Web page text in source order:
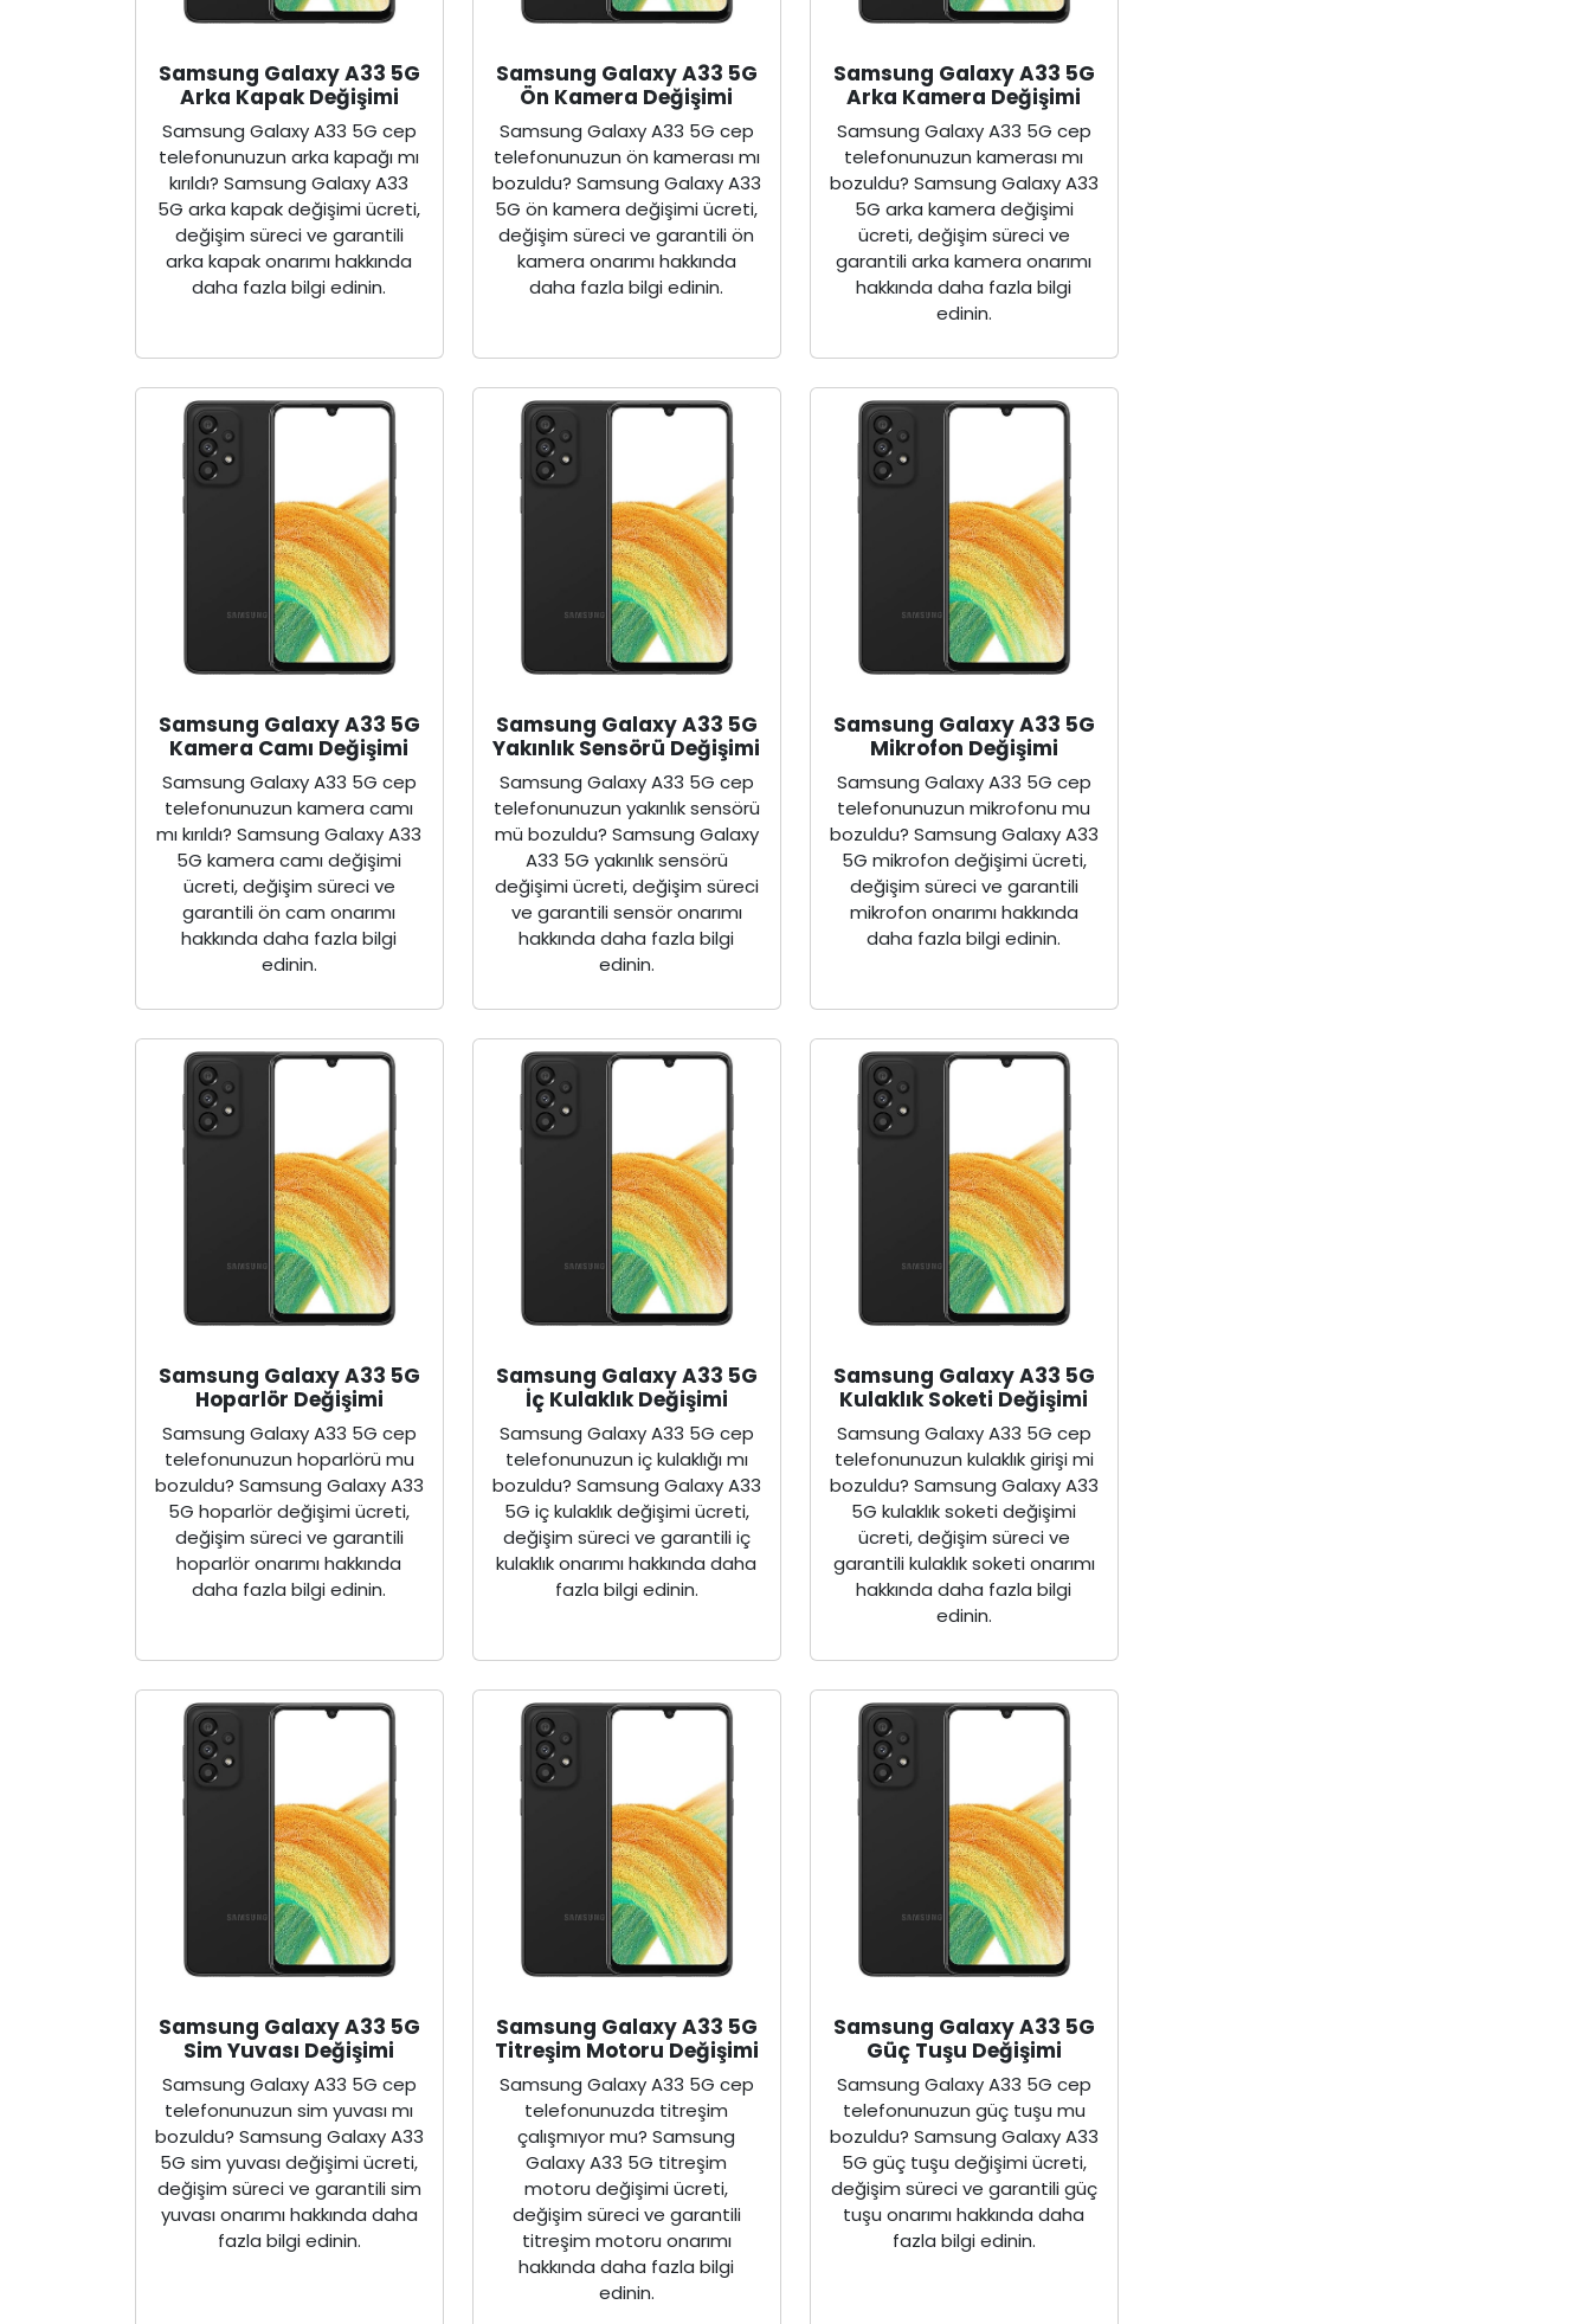
Samsung Galaxy A33 5G
Arka Kapak Değişimi
Samsung Galaxy A33 5G cep
telefonunuzun arka kapağı mı
kırıldı? Samsung Galaxy A33
5G arka kapak değişimi ücreti,
değişim süreci ve garantili
arka kapak onarımı hakkında
daha fazla bilgi edinin.
Samsung Galaxy A33 5G
Ön Kamera Değişimi
Samsung Galaxy A33 5G cep
telefonunuzun ön kamerası mı
bozuldu? Samsung Galaxy A33
5G ön kamera değişimi ücreti,
değişim süreci ve garantili ön
kamera onarımı hakkında
daha fazla bilgi edinin.
Samsung Galaxy A33 5G
Arka Kamera Değişimi
Samsung Galaxy A33 5G cep
telefonunuzun kamerası mı
bozuldu? Samsung Galaxy A33
5G arka kamera değişimi
ücreti, değişim süreci ve
garantili arka kamera onarımı
hakkında daha fazla bilgi
edinin.
Samsung Galaxy A33 5G
Kamera Camı Değişimi
Samsung Galaxy A33 5G cep
telefonunuzun kamera camı
mı kırıldı? Samsung Galaxy A33
5G kamera camı değişimi
ücreti, değişim süreci ve
garantili ön cam onarımı
hakkında daha fazla bilgi
edinin.
Samsung Galaxy A33 5G
Yakınlık Sensörü Değişimi
Samsung Galaxy A33 5G cep
telefonunuzun yakınlık sensörü
mü bozuldu? Samsung Galaxy
A33 5G yakınlık sensörü
değişimi ücreti, değişim süreci
ve garantili sensör onarımı
hakkında daha fazla bilgi
edinin.
Samsung Galaxy A33 5G
Mikrofon Değişimi
Samsung Galaxy A33 5G cep
telefonunuzun mikrofonu mu
bozuldu? Samsung Galaxy A33
5G mikrofon değişimi ücreti,
değişim süreci ve garantili
mikrofon onarımı hakkında
daha fazla bilgi edinin.
Samsung Galaxy A33 5G
Hoparlör Değişimi
Samsung Galaxy A33 5G cep
telefonunuzun hoparlörü mu
bozuldu? Samsung Galaxy A33
5G hoparlör değişimi ücreti,
değişim süreci ve garantili
hoparlör onarımı hakkında
daha fazla bilgi edinin.
Samsung Galaxy A33 5G
İç Kulaklık Değişimi
Samsung Galaxy A33 5G cep
telefonunuzun iç kulaklığı mı
bozuldu? Samsung Galaxy A33
5G iç kulaklık değişimi ücreti,
değişim süreci ve garantili iç
kulaklık onarımı hakkında daha
fazla bilgi edinin.
Samsung Galaxy A33 5G
Kulaklık Soketi Değişimi
Samsung Galaxy A33 5G cep
telefonunuzun kulaklık girişi mi
bozuldu? Samsung Galaxy A33
5G kulaklık soketi değişimi
ücreti, değişim süreci ve
garantili kulaklık soketi onarımı
hakkında daha fazla bilgi
edinin.
Samsung Galaxy A33 5G
Sim Yuvası Değişimi
Samsung Galaxy A33 5G cep
telefonunuzun sim yuvası mı
bozuldu? Samsung Galaxy A33
5G sim yuvası değişimi ücreti,
değişim süreci ve garantili sim
yuvası onarımı hakkında daha
fazla bilgi edinin.
Samsung Galaxy A33 5G
Titreşim Motoru Değişimi
Samsung Galaxy A33 5G cep
telefonunuzda titreşim
çalışmıyor mu? Samsung
Galaxy A33 5G titreşim
motoru değişimi ücreti,
değişim süreci ve garantili
titreşim motoru onarımı
hakkında daha fazla bilgi
edinin.
Samsung Galaxy A33 5G
Güç Tuşu Değişimi
Samsung Galaxy A33 5G cep
telefonunuzun güç tuşu mu
bozuldu? Samsung Galaxy A33
5G güç tuşu değişimi ücreti,
değişim süreci ve garantili güç
tuşu onarımı hakkında daha
fazla bilgi edinin.